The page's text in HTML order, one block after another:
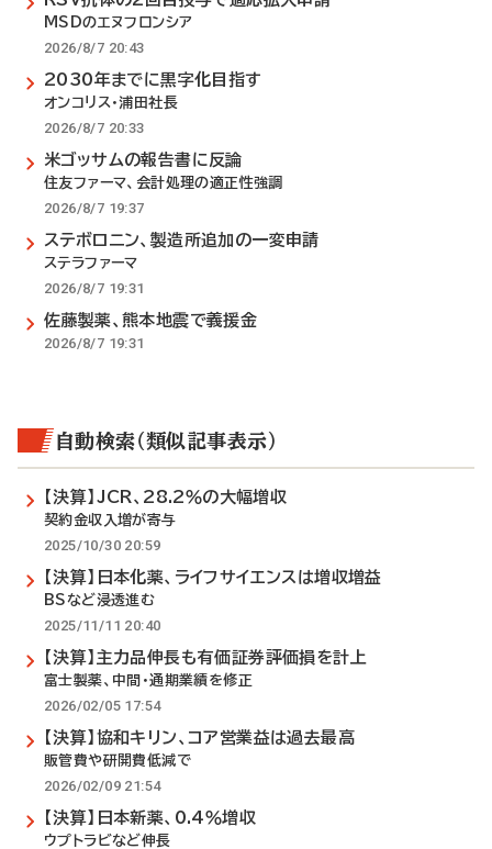
MSDのエヌフロンシア
2026/8/7 20:43
2030年までに黒字化目指す
オンコリス・浦田社長
2026/8/7 20:33
米ゴッサムの報告書に反論
住友ファーマ、会計処理の適正性強調
2026/8/7 19:37
ステボロニン、製造所追加の一変申請
ステラファーマ
2026/8/7 19:31
佐藤製薬、熊本地震で義援金
2026/8/7 19:31
自動検索（類似記事表示）
【決算】JCR、28.2％の大幅増収
契約金収入増が寄与
2025/10/30 20:59
【決算】日本化薬、ライフサイエンスは増収増益
BSなど浸透進む
2025/11/11 20:40
【決算】主力品伸長も有価証券評価損を計上
富士製薬、中間・通期業績を修正
2026/02/05 17:54
【決算】協和キリン、コア営業益は過去最高
販管費や研開費低減で
2026/02/09 21:54
【決算】日本新薬、0.4％増収
ウプトラビなど伸長